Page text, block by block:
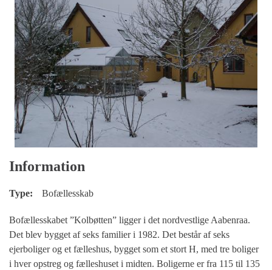
Information
Type: Bofællesskab
Bofællesskabet ”Kolbøtten” ligger i det nordvestlige Aabenraa.
Det blev bygget af seks familier i 1982. Det består af seks
ejerboliger og et fælleshus, bygget som et stort H, med tre boliger
i hver opstreg og fælleshuset i midten. Boligerne er fra 115 til 135